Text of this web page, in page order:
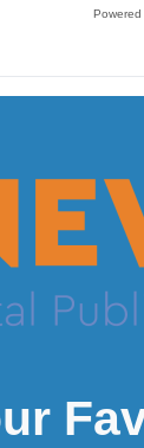
Powered